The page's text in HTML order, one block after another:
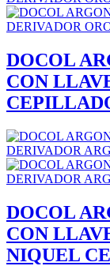
DOCOL
CON
DOCOL
CON
NIQUEL